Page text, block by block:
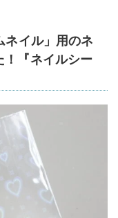
ネイル」用のネ
！『ネイルシー